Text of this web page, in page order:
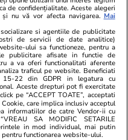
de confidențialitate. Aceste alegeri
nu vă vor afecta navigarea. Mai
si agentiile de publicitate
de servicii de date analitice)
ului sa functioneze, pentru a
publicitare afisate in functie de
a va oferi functionalitati aferente
traficul pe website. Beneficiati
22 din GDPR in legatura cu
Aceste drepturi pot fi exercitate
pe “ACCEPT TOATE”, acceptati
care implica inclusiv acceptul
informatiilor de catre Vendor-ii cu
SA MODIFIC SETARILE
in mod individual, mai putin
functionarea website-ului.